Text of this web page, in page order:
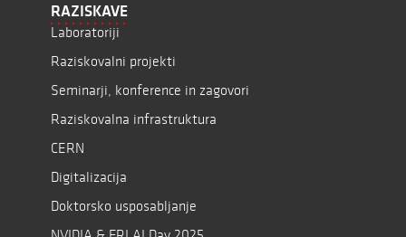
RAZISKAVE
Laboratoriji
Raziskovalni projekti
Seminarji, konference in zagovori
Raziskovalna infrastruktura
CERN
Digitalizacija
Doktorsko usposabljanje